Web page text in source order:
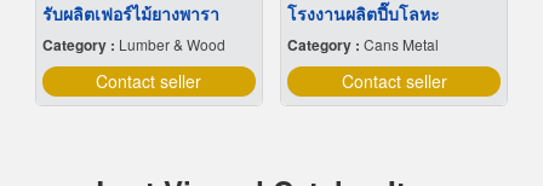
รับผลิตเฟอร์ไม้ยางพารา
Category : Lumber & Wood
Contact seller
โรงงานผลิตปี๊บโลหะ
Category : Cans Metal
Contact seller